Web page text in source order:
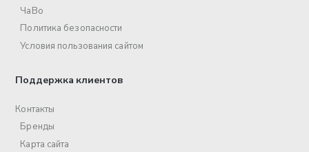
ЧаВо
Политика безопасности
Условия пользования сайтом
Поддержка клиентов
Контакты
Бренды
Карта сайта